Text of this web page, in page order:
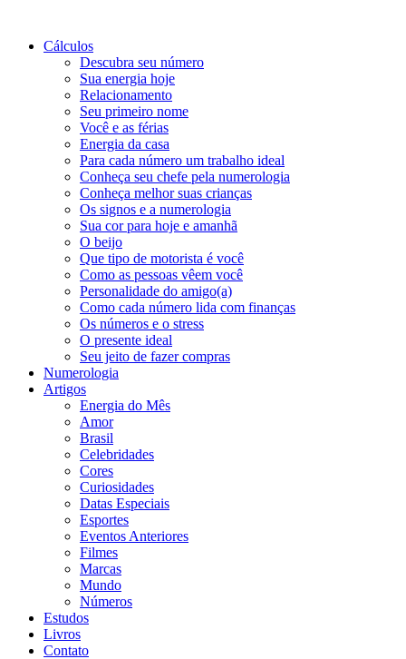
Cálculos
Descubra seu número
Sua energia hoje
Relacionamento
Seu primeiro nome
Você e as férias
Energia da casa
Para cada número um trabalho ideal
Conheça seu chefe pela numerologia
Conheça melhor suas crianças
Os signos e a numerologia
Sua cor para hoje e amanhã
O beijo
Que tipo de motorista é você
Como as pessoas vêem você
Personalidade do amigo(a)
Como cada número lida com finanças
Os números e o stress
O presente ideal
Seu jeito de fazer compras
Numerologia
Artigos
Energia do Mês
Amor
Brasil
Celebridades
Cores
Curiosidades
Datas Especiais
Esportes
Eventos Anteriores
Filmes
Marcas
Mundo
Números
Estudos
Livros
Contato